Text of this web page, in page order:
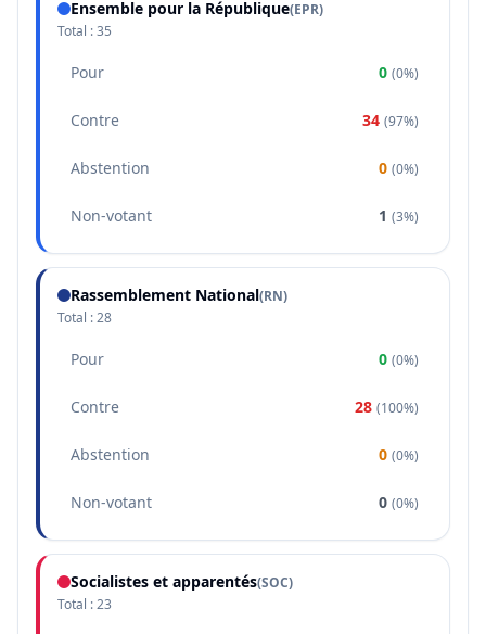
Ensemble pour la République(EPR)
Total :35
Pour 0 (0%)
Contre 34 (97%)
Abstention 0 (0%)
Non-votant 1 (3%)
Rassemblement National(RN)
Total :28
Pour 0 (0%)
Contre 28 (100%)
Abstention 0 (0%)
Non-votant 0 (0%)
Socialistes et apparentés(SOC)
Total :23